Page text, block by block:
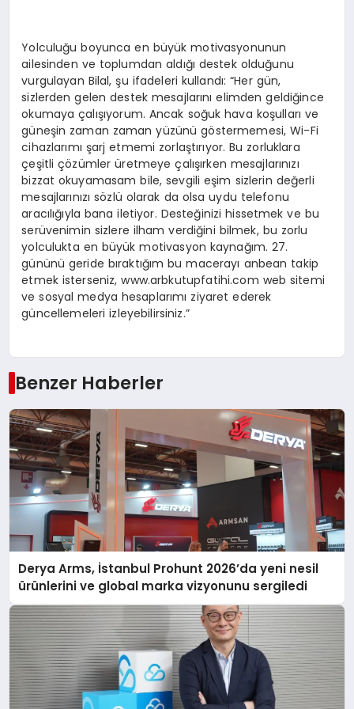
Yolculuğu boyunca en büyük motivasyonunun
ailesinden ve toplumdan aldığı destek olduğunu
vurgulayan Bilal, şu ifadeleri kullandı: “Her gün,
sizlerden gelen destek mesajlarını elimden geldiğince
okumaya çalışıyorum. Ancak soğuk hava koşulları ve
güneşin zaman zaman yüzünü göstermemesi, Wi-Fi
cihazlarımı şarj etmemi zorlaştırıyor. Bu zorluklara
çeşitli çözümler üretmeye çalışırken mesajlarınızı
bizzat okuyamasam bile, sevgili eşim sizlerin değerli
mesajlarınızı sözlü olarak da olsa uydu telefonu
aracılığıyla bana iletiyor. Desteğinizi hissetmek ve bu
serüvenimin sizlere ilham verdiğini bilmek, bu zorlu
yolculukta en büyük motivasyon kaynağım. 27.
gününü geride bıraktığım bu macerayı anbean takip
etmek isterseniz, www.arbkutupfatihi.com web sitemi
ve sosyal medya hesaplarımı ziyaret ederek
güncellemeleri izleyebilirsiniz.”
Benzer Haberler
Derya Arms, İstanbul Prohunt 2026’da yeni nesil
ürünlerini ve global marka vizyonunu sergiledi